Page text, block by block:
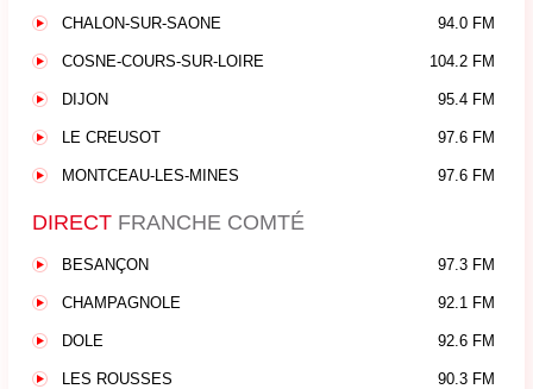
CHALON-SUR-SAONE 94.0 FM
COSNE-COURS-SUR-LOIRE 104.2 FM
DIJON 95.4 FM
LE CREUSOT 97.6 FM
MONTCEAU-LES-MINES 97.6 FM
DIRECT FRANCHE COMTÉ
BESANÇON 97.3 FM
CHAMPAGNOLE 92.1 FM
DOLE 92.6 FM
LES ROUSSES 90.3 FM